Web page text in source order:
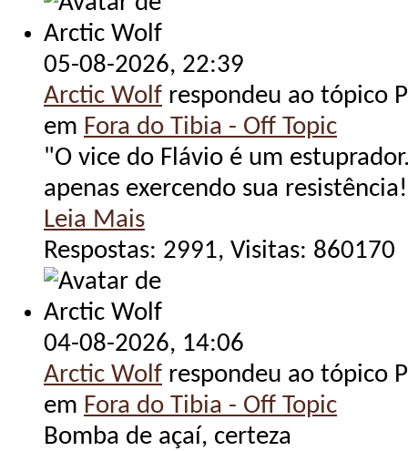
05-08-2026, 22:39
Arctic Wolf respondeu ao tópico
em Fora do Tibia - Off Topic
"O vice do Flávio é um
apenas exercendo sua
Leia Mais
Respostas: 2991, Visitas: 860170
04-08-2026, 14:06
Arctic Wolf respondeu ao tópico
em Fora do Tibia - Off Topic
Bomba de açaí, certeza